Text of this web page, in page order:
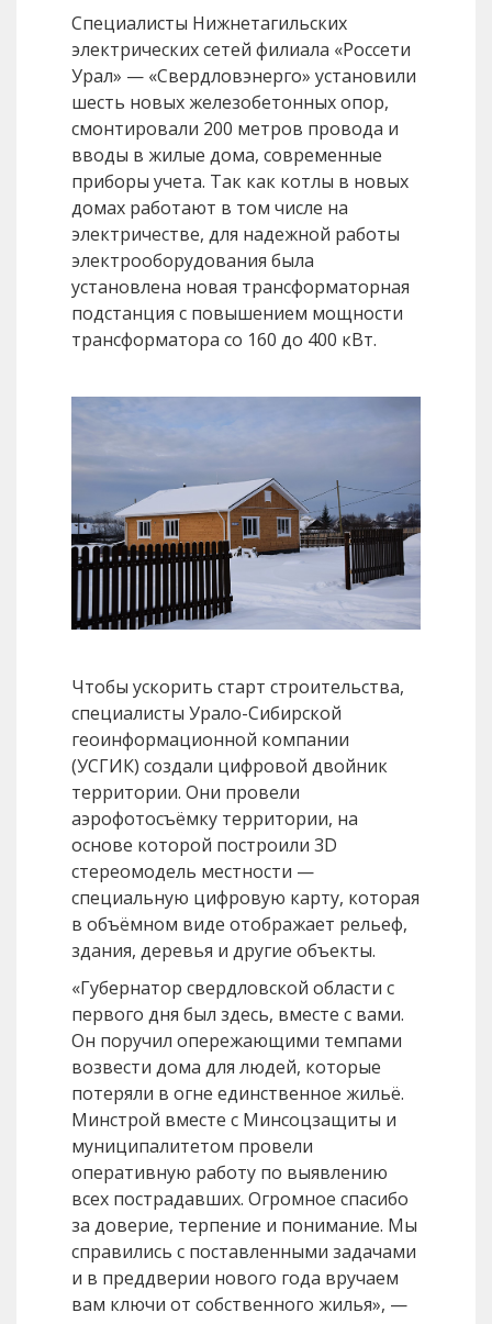
Специалисты Нижнетагильских
электрических сетей филиала «Россети
Урал» — «Свердловэнерго» установили
шесть новых железобетонных опор,
смонтировали 200 метров провода и
вводы в жилые дома, современные
приборы учета. Так как котлы в новых
домах работают в том числе на
электричестве, для надежной работы
электрооборудования была
установлена новая трансформаторная
подстанция с повышением мощности
трансформатора со 160 до 400 кВт.
Чтобы ускорить старт строительства,
специалисты Урало-Сибирской
геоинформационной компании
(УСГИК) создали цифровой двойник
территории. Они провели
аэрофотосъёмку территории, на
основе которой построили 3D
стереомодель местности —
специальную цифровую карту, которая
в объёмном виде отображает рельеф,
здания, деревья и другие объекты.
«Губернатор свердловской области с
первого дня был здесь, вместе с вами.
Он поручил опережающими темпами
возвести дома для людей, которые
потеряли в огне единственное жильё.
Минстрой вместе с Минсоцзащиты и
муниципалитетом провели
оперативную работу по выявлению
всех пострадавших. Огромное спасибо
за доверие, терпение и понимание. Мы
справились с поставленными задачами
и в преддверии нового года вручаем
вам ключи от собственного жилья», —